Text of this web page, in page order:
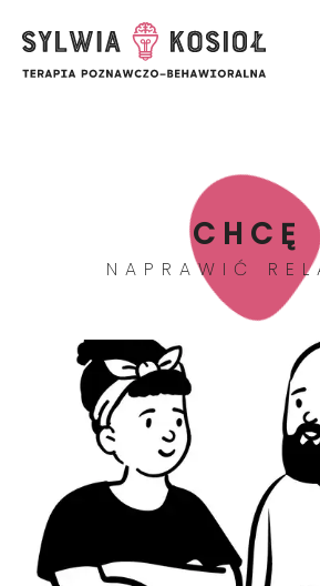
CHCĘ
NAPRAWIĆ